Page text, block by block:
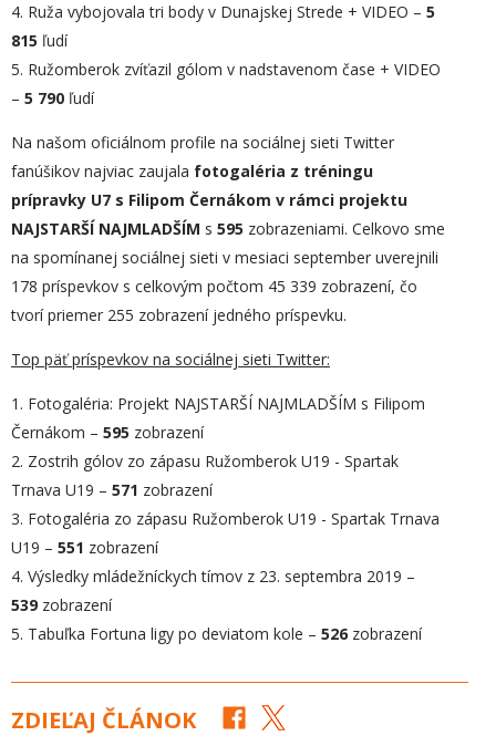
4. Ruža vybojovala tri body v Dunajskej Strede + VIDEO – 5
815 ľudí
5. Ružomberok zvíťazil gólom v nadstavenom čase + VIDEO
– 5 790 ľudí
Na našom oficiálnom profile na sociálnej sieti Twitter
fanúšikov najviac zaujala fotogaléria z tréningu
prípravky U7 s Filipom Černákom v rámci projektu
NAJSTARŠÍ NAJMLADŠÍM s 595 zobrazeniami. Celkovo sme
na spomínanej sociálnej sieti v mesiaci september uverejnili
178 príspevkov s celkovým počtom 45 339 zobrazení, čo
tvorí priemer 255 zobrazení jedného príspevku.
Top päť príspevkov na sociálnej sieti Twitter:
1. Fotogaléria: Projekt NAJSTARŠÍ NAJMLADŠÍM s Filipom
Černákom – 595 zobrazení
2. Zostrih gólov zo zápasu Ružomberok U19 - Spartak
Trnava U19 – 571 zobrazení
3. Fotogaléria zo zápasu Ružomberok U19 - Spartak Trnava
U19 – 551 zobrazení
4. Výsledky mládežníckych tímov z 23. septembra 2019 –
539 zobrazení
5. Tabuľka Fortuna ligy po deviatom kole – 526 zobrazení
ZDIEĽAJ ČLÁNOK